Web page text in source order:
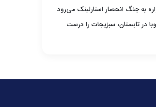
در تابستان، سبزیجات را درست